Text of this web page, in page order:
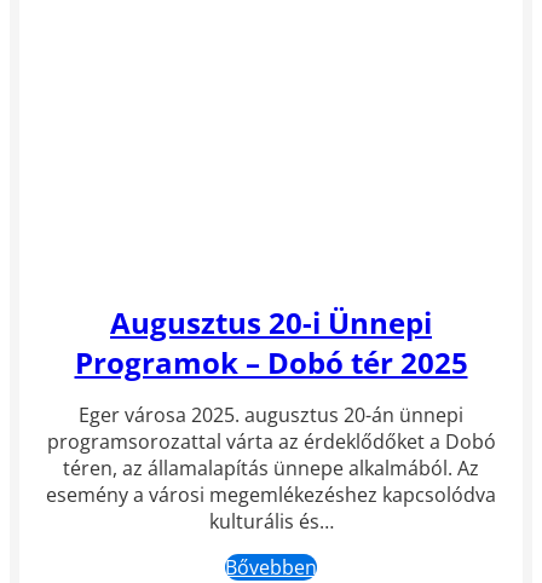
Augusztus 20-i Ünnepi
Programok – Dobó tér 2025
Eger városa 2025. augusztus 20-án ünnepi
programsorozattal várta az érdeklődőket a Dobó
téren, az államalapítás ünnepe alkalmából. Az
esemény a városi megemlékezéshez kapcsolódva
kulturális és…
Bővebben